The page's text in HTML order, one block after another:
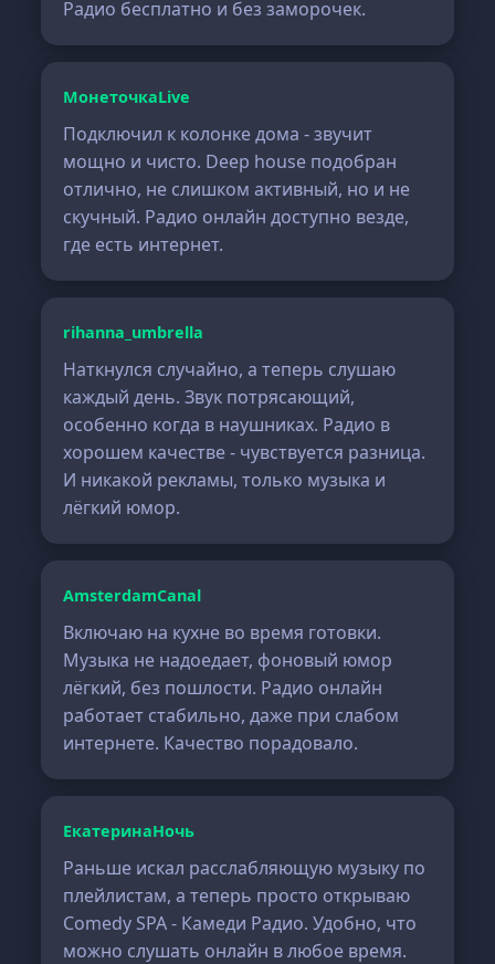
Радио бесплатно и без заморочек.
МонеточкаLive
Подключил к колонке дома - звучит
мощно и чисто. Deep house подобран
отлично, не слишком активный, но и не
скучный. Радио онлайн доступно везде,
где есть интернет.
rihanna_umbrella
Наткнулся случайно, а теперь слушаю
каждый день. Звук потрясающий,
особенно когда в наушниках. Радио в
хорошем качестве - чувствуется разница.
И никакой рекламы, только музыка и
лёгкий юмор.
AmsterdamCanal
Включаю на кухне во время готовки.
Музыка не надоедает, фоновый юмор
лёгкий, без пошлости. Радио онлайн
работает стабильно, даже при слабом
интернете. Качество порадовало.
ЕкатеринаНочь
Раньше искал расслабляющую музыку по
плейлистам, а теперь просто открываю
Comedy SPA - Камеди Радио. Удобно, что
можно слушать онлайн в любое время.